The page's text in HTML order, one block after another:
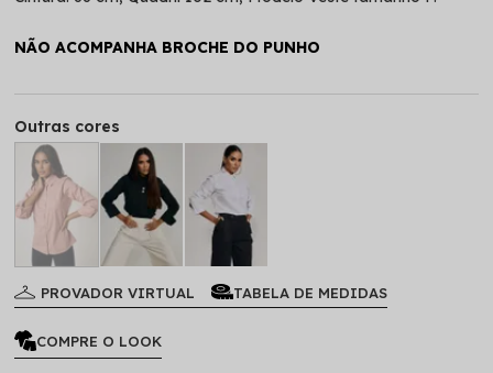
NÃO ACOMPANHA BROCHE DO PUNHO
Outras cores
PROVADOR VIRTUAL TABELA DE MEDIDAS
COMPRE O LOOK